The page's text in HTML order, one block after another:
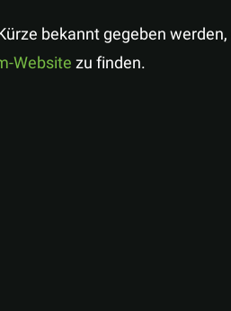
bekannt gegeben
Websitezu finden.